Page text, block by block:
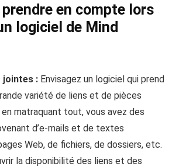
prendre en compte lors
logiciel de Mind
jointes : Envisagez un logiciel qui prend
variété de liens et de pièces
matraquant tout, vous avez des
d’e-mails et de textes
Web, de fichiers, de dossiers, etc.
la disponibilité des liens et des